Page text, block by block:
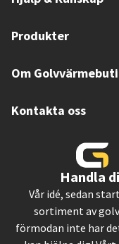
Produkter
Om
Kontakta oss
Handla
Vår idé, sedan
sortiment av
förmodan inte har